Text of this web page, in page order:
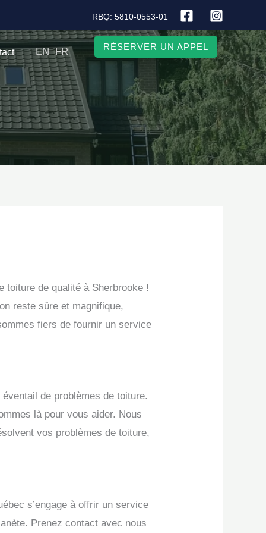
RBQ: 5810-0553-01
EN FR RÉSERVER UN APPEL
toiture de qualité à Sherbrooke !
reste sûre et magnifique,
fiers de fournir un service
de problèmes de toiture.
là pour vous aider. Nous
vos problèmes de toiture,
s’engage à offrir un service
Prenez contact avec nous